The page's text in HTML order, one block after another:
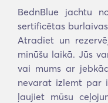
BednBlue jachtu
sertificētas
Atradiet un
minūšu laikā. Jūs
vai mums ar
nevarat izlemt par
ļaujiet mūsu